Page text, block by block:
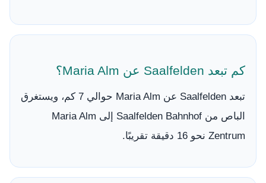
كم تبعد Saalfelden عن Maria Alm؟
تبعد Saalfelden عن Maria Alm حوالي 7 كم، ويستغرق
الباص من Saalfelden Bahnhof إلى Maria Alm
Zentrum نحو 16 دقيقة تقريبًا.